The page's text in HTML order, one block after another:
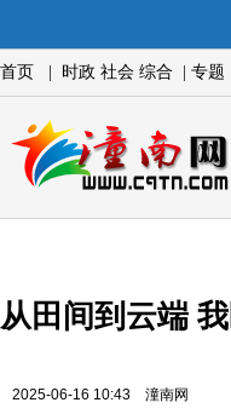
首页 时政 社会 综合 专题
从田间到云端
2025-06-16 10:43 潼南网